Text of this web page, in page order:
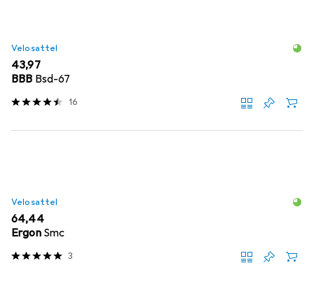
Velosattel
EUR
43,97
BBB Bsd-67
16
Velosattel
EUR
64,44
Ergon Smc
3